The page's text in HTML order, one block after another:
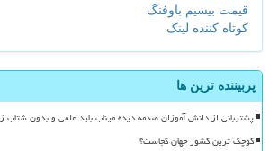
قیمت بیسیم باوفنگ
کوتاه کننده لینک
پربیننده ترین ها
پشتیبانی از دانش آموزان صدمه دیده میناب باید علمی و بدون شتاب
کوچک ترین کشور جهان کجاست؟